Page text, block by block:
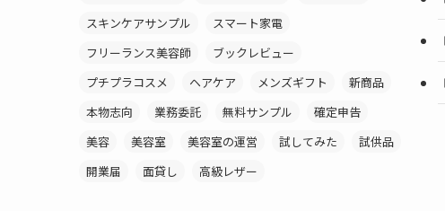
スキンケアサンプル
スマート家電
フリーランス美容師
ブックレビュー
プチプラコスメ
ヘアケア メンズギフト
新商品
本物志向
業務委託 無料サンプル
確定申告
美容
美容室 美容室の運営 試してみた
試供品
開業届
面貸し 高級レザー